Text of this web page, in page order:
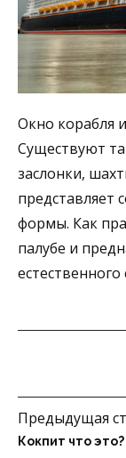
Окно корабля
Существуют
заслонки,
представляет
формы. Как
палубе и
естественного
Предыдущая
Кокпит что это?